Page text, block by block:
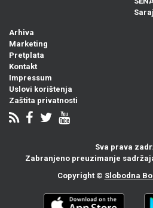
Arhiva
Marketing
Pretplata
Kontakt
Impressum
Uslovi korištenja
Zaštita privatnosti
Sva prava
Zabranjeno preuzimanje
Copyright © Slobodna